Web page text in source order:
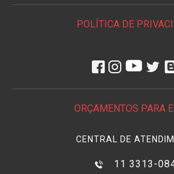
POLÍTICA DE
ORÇAMENTOS PARA
CENTRAL DE
11 3313-